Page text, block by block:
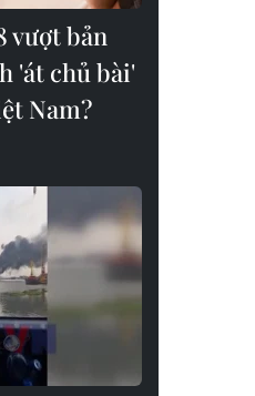
vượt bản
'át chủ bài'
Nam?